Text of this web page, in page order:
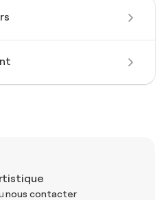
nous contacter